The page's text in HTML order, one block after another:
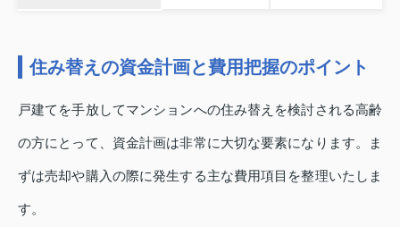
住み替えの資金計画と費用把握のポイント
戸建てを手放してマンションへの住み替えを検討される高齢
の方にとって、資金計画は非常に大切な要素になります。ま
ずは売却や購入の際に発生する主な費用項目を整理いたしま
す。